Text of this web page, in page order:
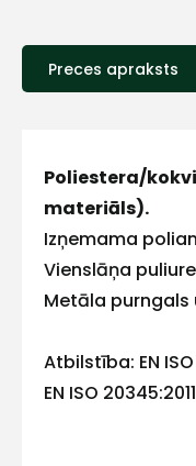
Preces apraksts
Poliestera/
materiāls).
Izņemama
Vienslāņa
Metāla
Atbilstība: EN
EN ISO